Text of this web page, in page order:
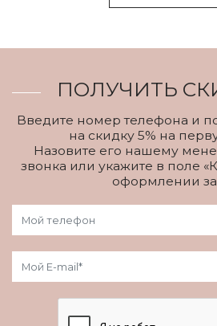
ПОЛУЧИТЬ
Введите номер телефона и
на скидку 5% на
Назовите его нашему
звонка или укажите в поле
оформлении